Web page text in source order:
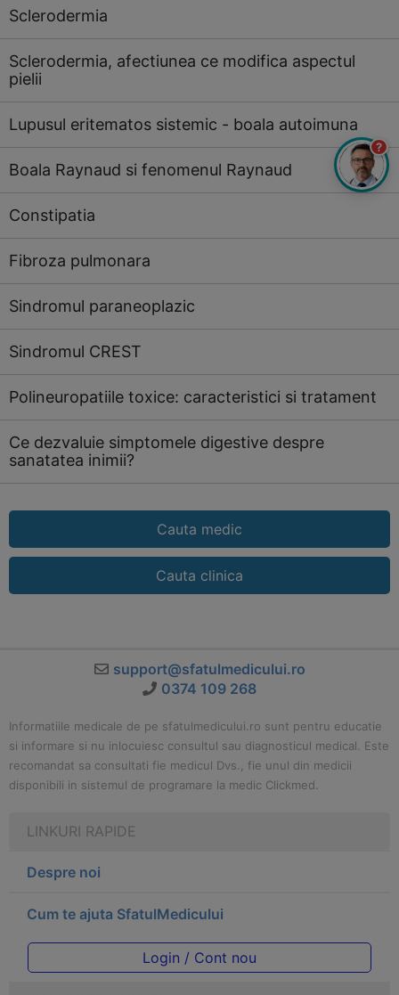
Sclerodermia
Sclerodermia, afectiunea ce modifica aspectul
pielii
Lupusul eritematos sistemic - boala autoimuna
Boala Raynaud si fenomenul Raynaud
Constipatia
Fibroza pulmonara
Sindromul paraneoplazic
Sindromul CREST
Polineuropatiile toxice: caracteristici si tratament
Ce dezvaluie simptomele digestive despre
sanatatea inimii?
Cauta medic
Cauta clinica
support@sfatulmedicului.ro
0374 109 268
Informatiile medicale de pe sfatulmedicului.ro sunt pentru educatie
si informare si nu inlocuiesc consultul sau diagnosticul medical. Este
recomandat sa consultati fie medicul Dvs., fie unul din medicii
disponibili in sistemul de programare la medic Clickmed.
LINKURI RAPIDE
Despre noi
Cum te ajuta SfatulMedicului
Login / Cont nou
?